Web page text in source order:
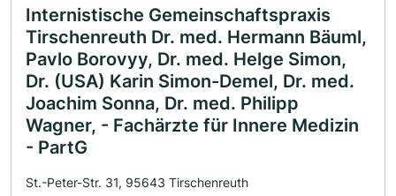
Internistische Gemeinschaftspraxis
Tirschenreuth Dr. med. Hermann Bäuml,
Pavlo Borovyy, Dr. med. Helge Simon,
Dr. (USA) Karin Simon-Demel, Dr. med.
Joachim Sonna, Dr. med. Philipp
Wagner, - Fachärzte für Innere Medizin
- PartG
St.-Peter-Str. 31, 95643 Tirschenreuth